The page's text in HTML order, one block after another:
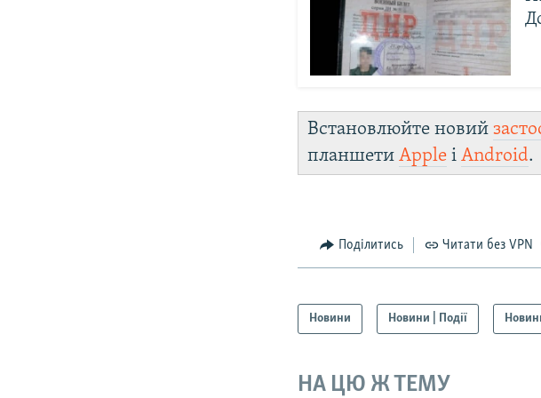
Встановлюйте новий
планшетиApple іAndroid.
Поділитись Читати без VPN
Новини Новини | Події
НА ЦЮ Ж ТЕМУ